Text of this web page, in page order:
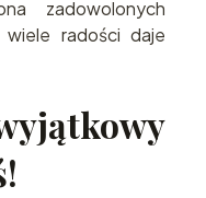
zadowolonych
radości daje